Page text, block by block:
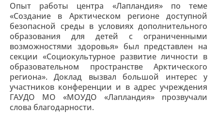
Опыт работы центра «Лапландия» по теме
«Создание в Арктическом регионе доступной
безопасной среды в условиях дополнительного
образования для детей с ограниченными
возможностями здоровья» был представлен на
секции «Социокультурное развитие личности в
образовательном пространстве Арктического
региона». Доклад вызвал большой интерес у
участников конференции и в адрес учреждения
ГАУДО МО «МОУДО «Лапландия» прозвучали
слова благодарности.